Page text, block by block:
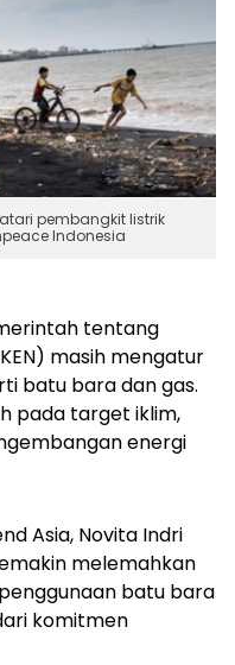
pembangkit listrik
Indonesia
tentang
masih mengatur
batu bara dan gas.
pada target iklim,
energi
Asia, Novita Indri
melemahkan
batu bara
komitmen